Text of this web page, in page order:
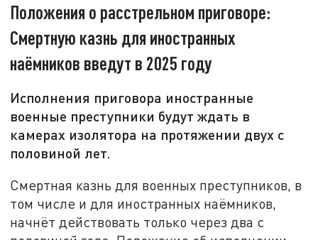
Положения о расстрельном приговоре:
Смертную казнь для иностранных
наёмников введут в 2025 году
Исполнения приговора иностранные
военные преступники будут ждать в
камерах изолятора на протяжении двух с
половиной лет.
Смертная казнь для военных преступников, в
том числе и для иностранных наёмников,
начнёт действовать только через два с